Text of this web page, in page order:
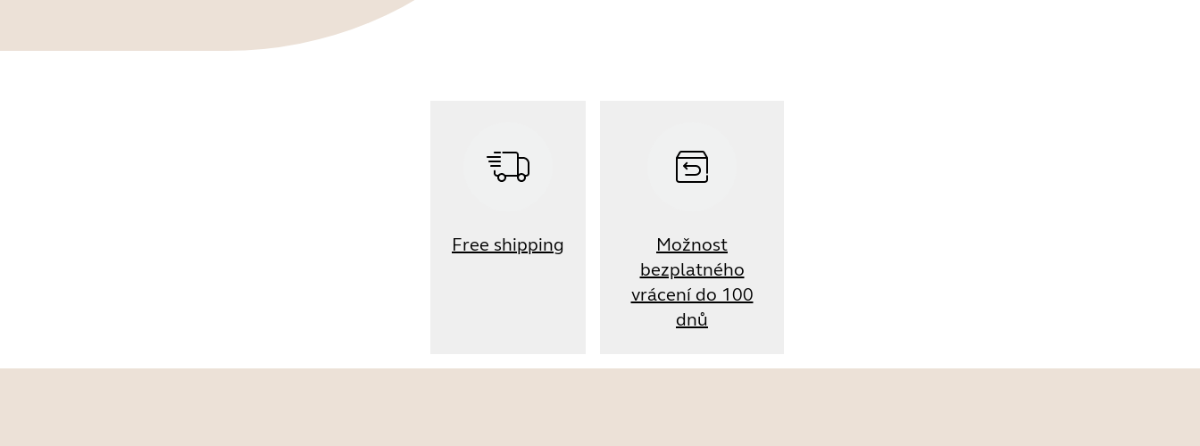
Free shipping
Možnost
bezplatného
vrácení do 100
dnů